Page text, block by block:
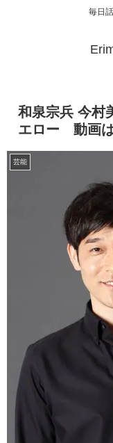
毎日
和泉宗兵 今村
エロー 動画
芸能